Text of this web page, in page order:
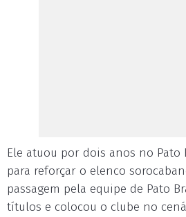
Ele atuou por dois anos no Pato
para reforçar o elenco
passagem pela equipe de Pato
títulos e colocou o clube no